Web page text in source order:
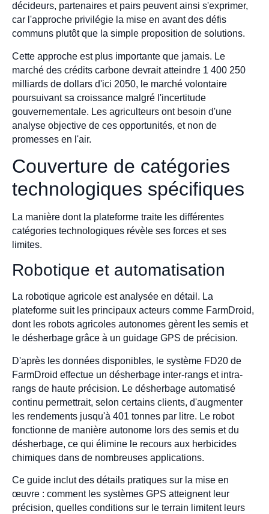
décideurs, partenaires et pairs peuvent ainsi s'exprimer,
car l'approche privilégie la mise en avant des défis
communs plutôt que la simple proposition de solutions.
Cette approche est plus importante que jamais. Le
marché des crédits carbone devrait atteindre 1 400 250
milliards de dollars d'ici 2050, le marché volontaire
poursuivant sa croissance malgré l'incertitude
gouvernementale. Les agriculteurs ont besoin d'une
analyse objective de ces opportunités, et non de
promesses en l'air.
Couverture de catégories
technologiques spécifiques
La manière dont la plateforme traite les différentes
catégories technologiques révèle ses forces et ses
limites.
Robotique et automatisation
La robotique agricole est analysée en détail. La
plateforme suit les principaux acteurs comme FarmDroid,
dont les robots agricoles autonomes gèrent les semis et
le désherbage grâce à un guidage GPS de précision.
D'après les données disponibles, le système FD20 de
FarmDroid effectue un désherbage inter-rangs et intra-
rangs de haute précision. Le désherbage automatisé
continu permettrait, selon certains clients, d'augmenter
les rendements jusqu'à 401 tonnes par litre. Le robot
fonctionne de manière autonome lors des semis et du
désherbage, ce qui élimine le recours aux herbicides
chimiques dans de nombreuses applications.
Ce guide inclut des détails pratiques sur la mise en
œuvre : comment les systèmes GPS atteignent leur
précision, quelles conditions sur le terrain limitent leurs